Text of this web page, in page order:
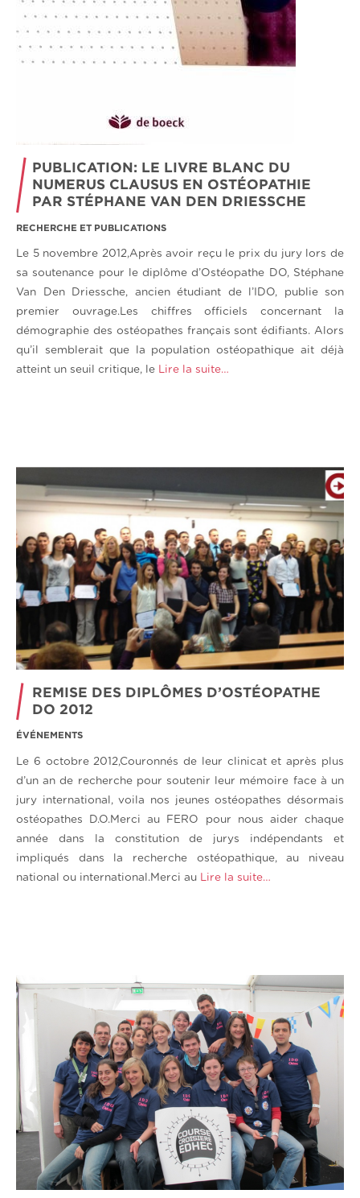
PUBLICATION: LE LIVRE BLANC DU
NUMERUS CLAUSUS EN OSTÉOPATHIE
PAR STÉPHANE VAN DEN DRIESSCHE
RECHERCHE ET PUBLICATIONS
Le 5 novembre 2012,Après avoir reçu le prix du jury lors de
sa soutenance pour le diplôme d’Ostéopathe DO, Stéphane
Van Den Driessche, ancien étudiant de l’IDO, publie son
premier ouvrage.Les chiffres officiels concernant la
démographie des ostéopathes français sont édifiants. Alors
qu’il semblerait que la population ostéopathique ait déjà
atteint un seuil critique, le Lire la suite…
REMISE DES DIPLÔMES D’OSTÉOPATHE
DO 2012
ÉVÉNEMENTS
Le 6 octobre 2012,Couronnés de leur clinicat et après plus
d’un an de recherche pour soutenir leur mémoire face à un
jury international, voila nos jeunes ostéopathes désormais
ostéopathes D.O.Merci au FERO pour nous aider chaque
année dans la constitution de jurys indépendants et
impliqués dans la recherche ostéopathique, au niveau
national ou international.Merci au Lire la suite…